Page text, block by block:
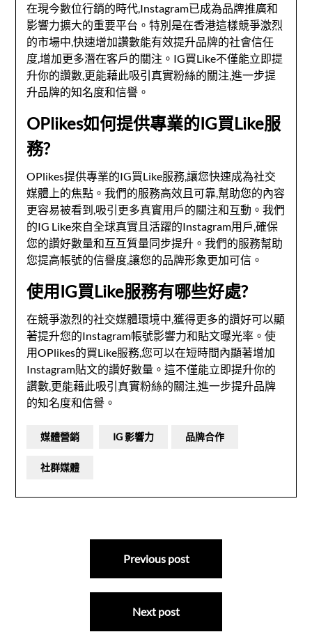
在現今數位行銷的時代,Instagram已成為品牌推廣和
影響力擴大的重要平台。特別是在香港這樣競爭激烈
的市場中,快速增加讚數能有效提升品牌的社會信任
度,增加更多潛在客戶的關注。IG買Like不僅能立即提
升你的讚數,更能藉此吸引真實粉絲的關注,進一步提
升品牌的知名度和信譽。
OPlikes如何提供專業的IG買Like服
務?
OPlikes提供專業的IG買Like服務,讓您快速成為社交
媒體上的焦點。我們的服務高效且可靠,幫助您的內容
更容易被看到,吸引更多真實用戶的關注和互動。我們
的IG Like來自全球真實且活躍的Instagram用戶,確保
您的讚好數量和互互質量同步提升。我們的服務幫助
您提高帳號的信譽度,讓您的品牌形象更加可信。
使用IG買Like服務有哪些好處?
在競爭激烈的社交媒體環境中,獲得更多的讚好可以顯
著提升您的Instagram帳號影響力和貼文曝光率。使
用OPlikes的買Like服務,您可以在短時間內顯著增加
Instagram貼文的讚好數量。這不僅能立即提升你的
讚數,更能藉此吸引真實粉絲的關注,進一步提升品牌
的知名度和信譽。
媒體營銷 IG 影響力 品牌合作
社群媒體
Previous post
Next post